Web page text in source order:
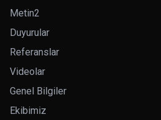
Metin2
Duyurular
Referanslar
Videolar
Genel Bilgiler
Ekibimiz